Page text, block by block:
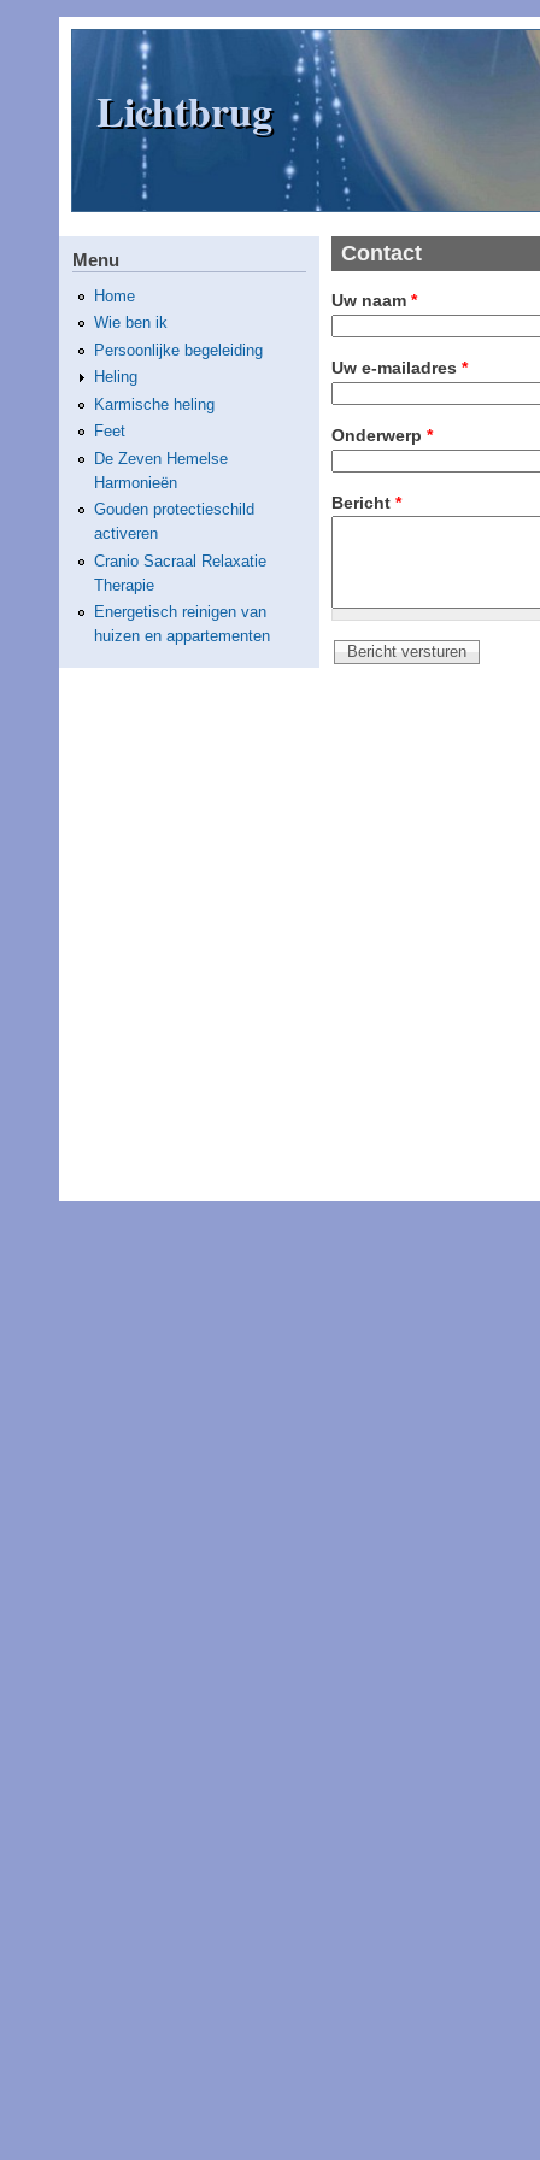
Overslaan en naar de inhoud gaan
Lichtbrug
Menu
Home
Wie ben ik
Persoonlijke begeleiding
Heling
Karmische heling
Feet
De Zeven Hemelse
Harmonieën
Gouden protectieschild
activeren
Cranio Sacraal Relaxatie
Therapie
Energetisch reinigen van
huizen en appartementen
Contact
Uw naam *
Uw e-mailadres *
Onderwerp *
Bericht *